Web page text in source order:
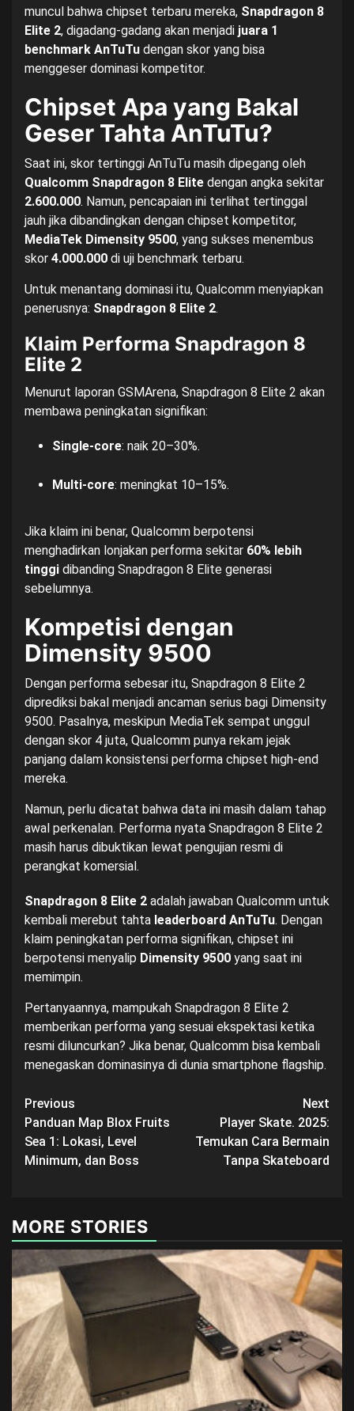
muncul bahwa chipset terbaru mereka, Snapdragon 8
Elite 2, digadang-gadang akan menjadi juara 1
benchmark AnTuTu dengan skor yang bisa
menggeser dominasi kompetitor.
Chipset Apa yang Bakal
Geser Tahta AnTuTu?
Saat ini, skor tertinggi AnTuTu masih dipegang oleh
Qualcomm Snapdragon 8 Elite dengan angka sekitar
2.600.000. Namun, pencapaian ini terlihat tertinggal
jauh jika dibandingkan dengan chipset kompetitor,
MediaTek Dimensity 9500, yang sukses menembus
skor 4.000.000 di uji benchmark terbaru.
Untuk menantang dominasi itu, Qualcomm menyiapkan
penerusnya: Snapdragon 8 Elite 2.
Klaim Performa Snapdragon 8
Elite 2
Menurut laporan GSMArena, Snapdragon 8 Elite 2 akan
membawa peningkatan signifikan:
Single-core: naik 20–30%.
Multi-core: meningkat 10–15%.
Jika klaim ini benar, Qualcomm berpotensi
menghadirkan lonjakan performa sekitar 60% lebih
tinggi dibanding Snapdragon 8 Elite generasi
sebelumnya.
Kompetisi dengan
Dimensity 9500
Dengan performa sebesar itu, Snapdragon 8 Elite 2
diprediksi bakal menjadi ancaman serius bagi Dimensity
9500. Pasalnya, meskipun MediaTek sempat unggul
dengan skor 4 juta, Qualcomm punya rekam jejak
panjang dalam konsistensi performa chipset high-end
mereka.
Namun, perlu dicatat bahwa data ini masih dalam tahap
awal perkenalan. Performa nyata Snapdragon 8 Elite 2
masih harus dibuktikan lewat pengujian resmi di
perangkat komersial.
Snapdragon 8 Elite 2 adalah jawaban Qualcomm untuk
kembali merebut tahta leaderboard AnTuTu. Dengan
klaim peningkatan performa signifikan, chipset ini
berpotensi menyalip Dimensity 9500 yang saat ini
memimpin.
Pertanyaannya, mampukah Snapdragon 8 Elite 2
memberikan performa yang sesuai ekspektasi ketika
resmi diluncurkan? Jika benar, Qualcomm bisa kembali
menegaskan dominasinya di dunia smartphone flagship.
Post
navigation
Previous
Panduan Map Blox Fruits
Sea 1: Lokasi, Level
Minimum, dan Boss
Next
Player Skate. 2025:
Temukan Cara Bermain
Tanpa Skateboard
MORE STORIES